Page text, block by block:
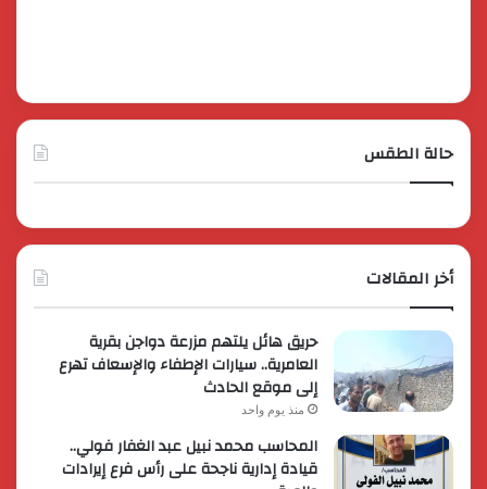
حالة الطقس
أخر المقالات
حريق هائل يلتهم مزرعة دواجن بقرية
العامرية.. سيارات الإطفاء والإسعاف تهرع
إلى موقع الحادث
منذ يوم واحد
المحاسب محمد نبيل عبد الغفار فولي..
قيادة إدارية ناجحة على رأس فرع إيرادات